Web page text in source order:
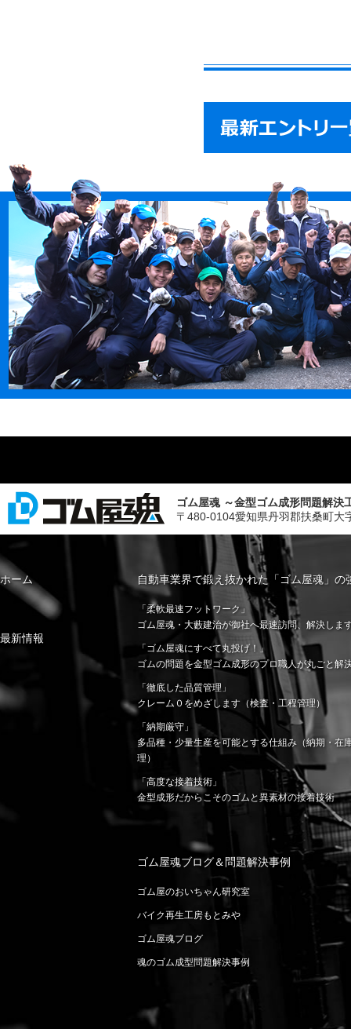
ゴム屋魂 ～金型ゴム成形問題解決
〒480-0104愛知県丹羽郡扶桑町
ホーム
最新情報
自動車業界で鍛え抜かれた「ゴム屋魂」の
「柔軟最速フットワーク」
ゴム屋魂・大藪建治が御社へ最速訪問、解決しま
「ゴム屋魂にすべて丸投げ！」
ゴムの問題を金型ゴム成形のプロ職人が丸ごと解
「徹底した品質管理」
クレーム０をめざします（検査・工程管理）
「納期厳守」
多品種・少量生産を可能とする仕組み（納期・在
理）
「高度な接着技術」
金型成形だからこそのゴムと異素材の接着技術
ゴム屋魂ブログ＆問題解決事例
ゴム屋のおいちゃん研究室
バイク再生工房もとみや
ゴム屋魂ブログ
魂のゴム成型問題解決事例